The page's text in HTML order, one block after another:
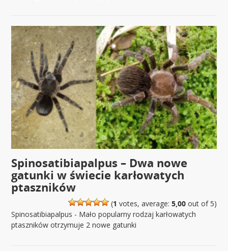
Spinosatibiapalpus – Dwa nowe
gatunki w świecie karłowatych
ptaszników
(1 votes, average: 5,00out of 5)
Spinosatibiapalpus - Mało popularny rodzaj karłowatych
ptaszników otrzymuje 2 nowe gatunki